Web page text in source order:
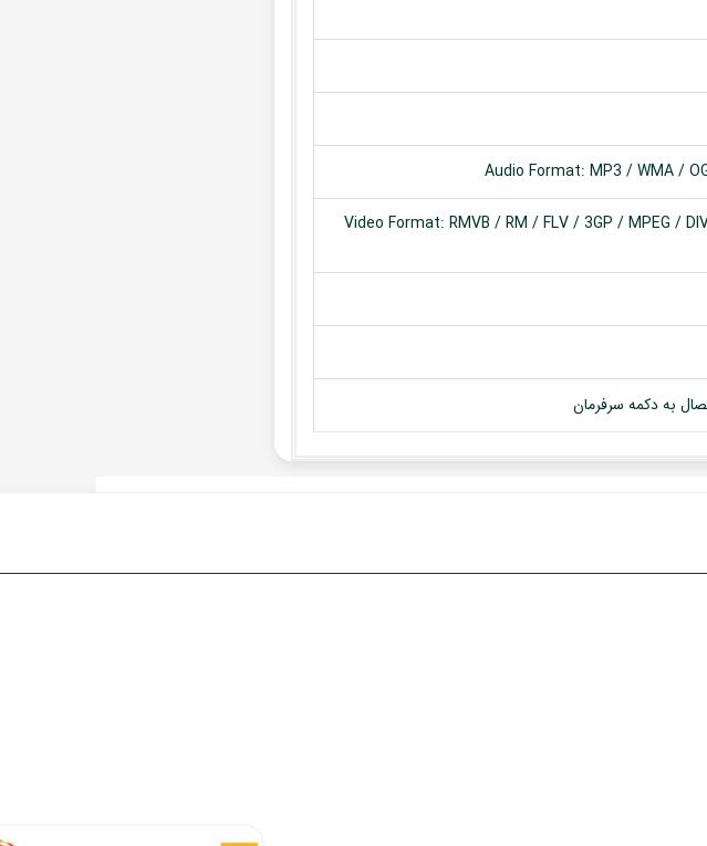
Audio Format: MP3 / WMA /
Video Format: RMVB / RM / FLV / 3GP / MPEG /
به دکمه سرفرمان